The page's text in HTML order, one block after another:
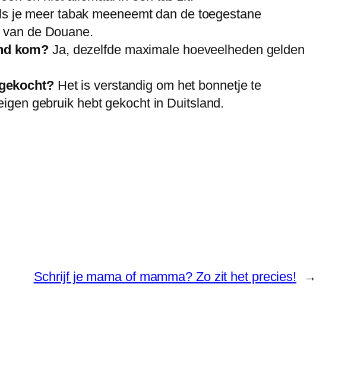
je meer tabak meeneemt dan de toegestane
de Douane.
kom? Ja, dezelfde maximale hoeveelheden gelden
Het is verstandig om het bonnetje te
gebruik hebt gekocht in Duitsland.
Schrijf je mama of mamma? Zo zit het precies! →